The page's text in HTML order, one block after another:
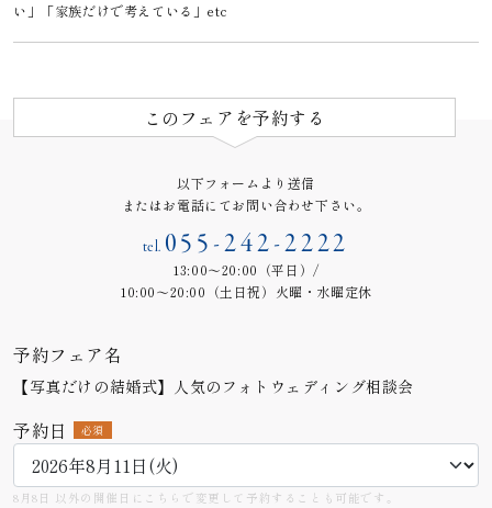
い」「家族だけで考えている」etc
このフェアを予約する
以下フォームより送信
またはお電話にてお問い合わせ下さい。
tel. 055-242-2222
13:00～20:00（平日）/
10:00～20:00（土日祝）火曜・水曜定休
予約フェア名
【写真だけの結婚式】人気のフォトウェディング相談会
予約日 必須
8月8日 以外の開催日にこちらで変更して予約することも可能です。